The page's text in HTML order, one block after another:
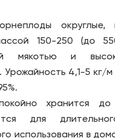
округлые,
150-250 (до
мякотью и
Урожайность 4,1-5 кг/
хранится
для
использования в